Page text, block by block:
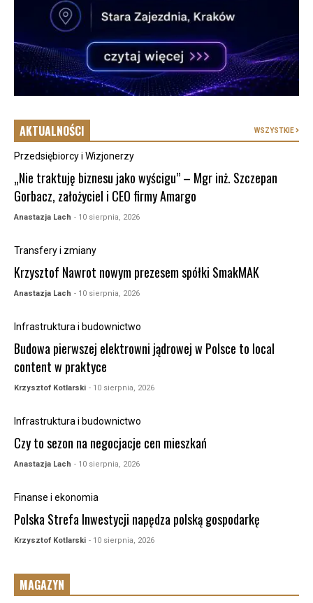
AKTUALNOŚCI WSZYSTKIE
Przedsiębiorcy i Wizjonerzy
„Nie traktuję biznesu jako wyścigu” – Mgr inż. Szczepan
Gorbacz, założyciel i CEO firmy Amargo
Anastazja Lach - 10 sierpnia, 2026
Transfery i zmiany
Krzysztof Nawrot nowym prezesem spółki SmakMAK
Anastazja Lach - 10 sierpnia, 2026
Infrastruktura i budownictwo
Budowa pierwszej elektrowni jądrowej w Polsce to local
content w praktyce
Krzysztof Kotlarski - 10 sierpnia, 2026
Infrastruktura i budownictwo
Czy to sezon na negocjacje cen mieszkań
Anastazja Lach - 10 sierpnia, 2026
Finanse i ekonomia
Polska Strefa Inwestycji napędza polską gospodarkę
Krzysztof Kotlarski - 10 sierpnia, 2026
MAGAZYN